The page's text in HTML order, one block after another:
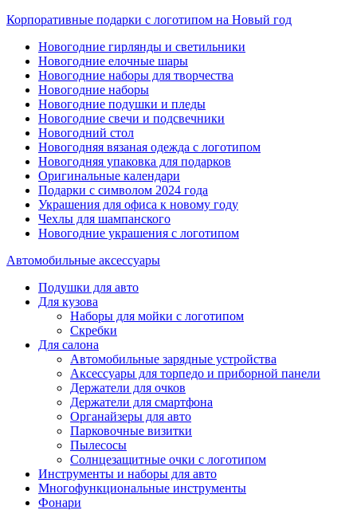
Корпоративные подарки с логотипом на Новый год
Новогодние гирлянды и светильники
Новогодние елочные шары
Новогодние наборы для творчества
Новогодние наборы
Новогодние подушки и пледы
Новогодние свечи и подсвечники
Новогодний стол
Новогодняя вязаная одежда с логотипом
Новогодняя упаковка для подарков
Оригинальные календари
Подарки с символом 2024 года
Украшения для офиса к новому году
Чехлы для шампанского
Новогодние украшения с логотипом
Автомобильные аксессуары
Подушки для авто
Для кузова
Наборы для мойки с логотипом
Скребки
Для салона
Автомобильные зарядные устройства
Аксессуары для торпедо и приборной панели
Держатели для очков
Держатели для смартфона
Органайзеры для авто
Парковочные визитки
Пылесосы
Солнцезащитные очки с логотипом
Инструменты и наборы для авто
Многофункциональные инструменты
Фонари